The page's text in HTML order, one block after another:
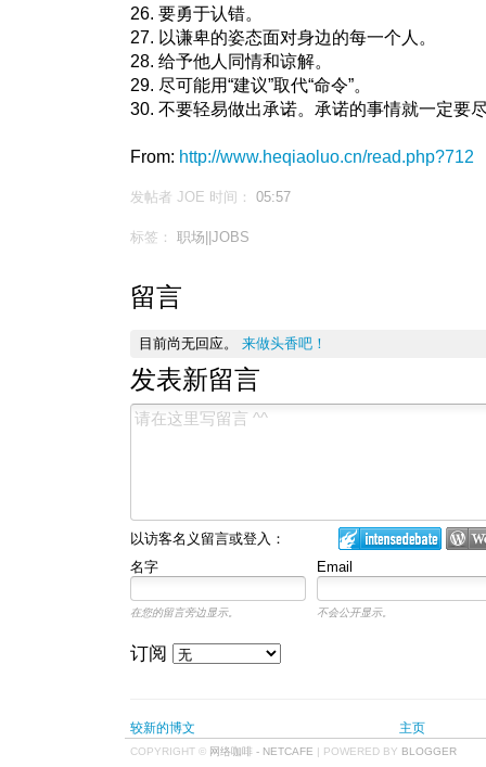
26. 要勇于认错。
27. 以谦卑的姿态面对身边的每一个人。
28. 给予他人同情和谅解。
29. 尽可能用“建议”取代“命令”。
30. 不要轻易做出承诺。承诺的事情就一定要
From: http://www.heqiaoluo.cn/read.php?712
发帖者 JOE 时间： 05:57
标签： 职场||JOBS
留言
目前尚无回应。 来做头香吧！
发表新留言
以访客名义留言或登入：
名字
Email
在您的留言旁边显示。 不会公开显示。
订阅
较新的博文 主页
COPYRIGHT © 网络咖啡 - NETCAFE | POWERED BY BLOGGER